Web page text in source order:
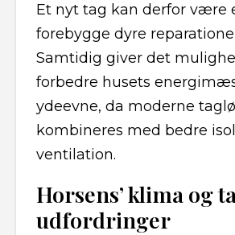
Et nyt tag kan derfor være
forebygge dyre
Samtidig giver det
forbedre husets
ydeevne, da moderne
kombineres med bedre
ventilation.
Horsens’ klima og
udfordringer